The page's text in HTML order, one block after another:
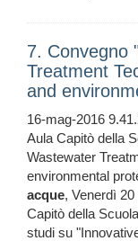
7. Convegno
Treatment
and
16-mag-2016
Aula Capitò della
Wastewater
environmental
acque, Venerdì 20
Capitò della
studi su